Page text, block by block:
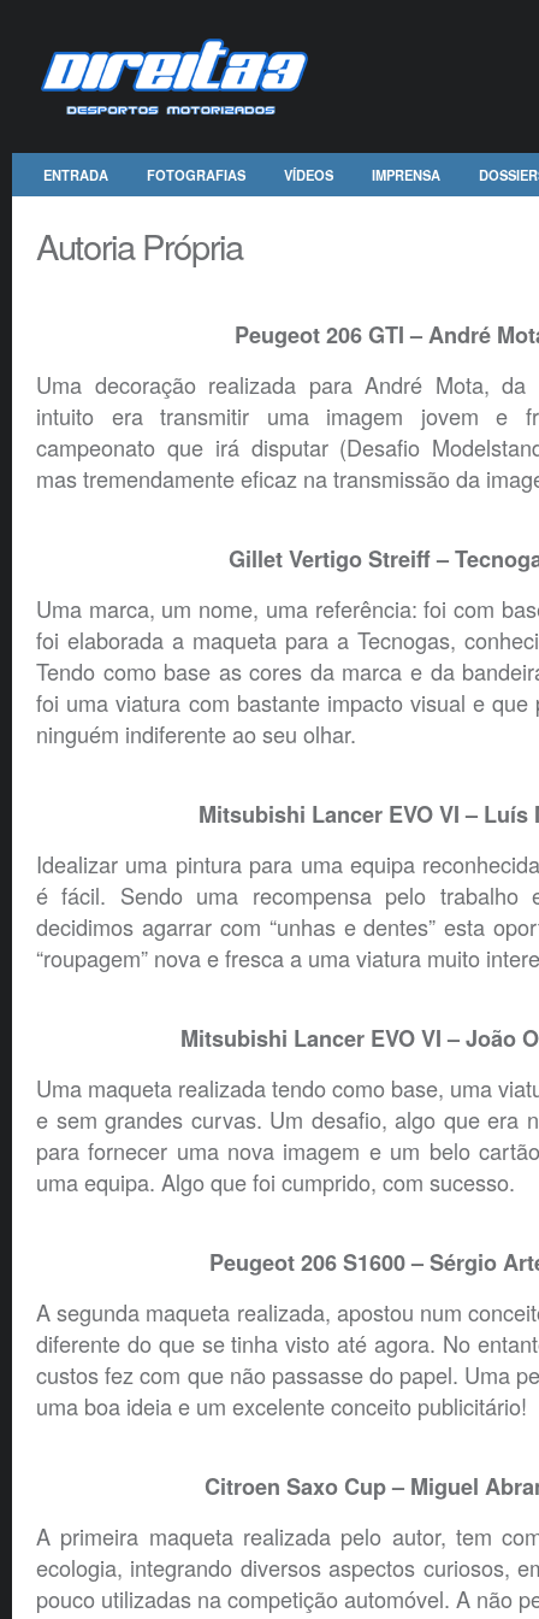
ENTRADA FOTOGRAFIAS VÍDEOS IMPRENSA
Autoria Própria
Peugeot 206 GTI – André
Uma decoração realizada para André Mota,
intuito era transmitir uma imagem jovem e
campeonato que irá disputar (Desafio
mas tremendamente eficaz na transmissão da
Gillet Vertigo Streiff–
Uma marca, um nome, uma referência: foi com
foi elaborada a maqueta para a Tecnogas,
Tendo como base as cores da marca e da
foi uma viatura com bastante impacto visual e
ninguém indiferente ao seu olhar.
Mitsubishi Lancer EVO VI – Luís
Idealizar uma pintura para uma equipa
é fácil. Sendo uma recompensa pelo trabalho
decidimos agarrar com “unhas e dentes” esta
“roupagem” nova e fresca a uma viatura muito
Mitsubishi Lancer EVO VI – João
Uma maqueta realizada tendo como base, uma
e sem grandes curvas. Um desafio, algo que era
para fornecer uma nova imagem e um belo
uma equipa. Algo que foi cumprido, com sucesso.
Peugeot 206 S1600 – Sérgio
A segunda maqueta realizada, apostou num
diferente do que se tinha visto até agora. No
custos fez com que não passasse do papel. Uma
uma boa ideia e um excelente conceito publicitário!
Citroen Saxo Cup – Miguel
A primeira maqueta realizada pelo autor, tem
ecologia, integrando diversos aspectos curiosos,
pouco utilizadas na competição automóvel. A não